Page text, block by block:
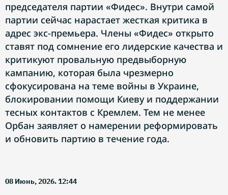
председателя партии «Фидес». Внутри самой
партии сейчас нарастает жесткая критика в
адрес экс-премьера. Члены «Фидес» открыто
ставят под сомнение его лидерские качества и
критикуют провальную предвыборную
кампанию, которая была чрезмерно
сфокусирована на теме войны в Украине,
блокировании помощи Киеву и поддержании
тесных контактов с Кремлем. Тем не менее
Орбан заявляет о намерении реформировать
и обновить партию в течение года.
08 Июнь, 2026. 12:44